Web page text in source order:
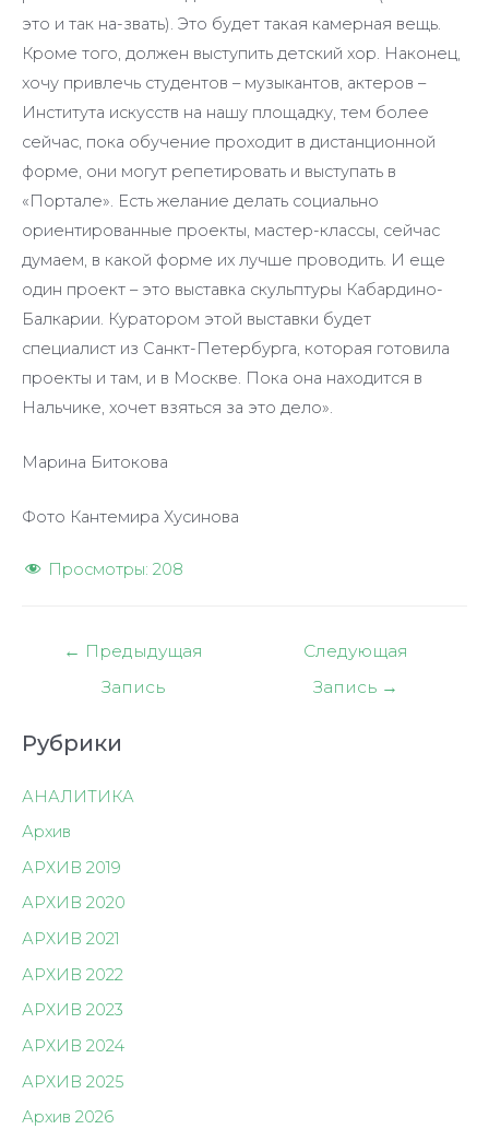
это и так на-звать). Это будет такая камерная вещь.
Кроме того, должен выступить детский хор. Наконец,
хочу привлечь студентов – музыкантов, актеров –
Института искусств на нашу площадку, тем более
сейчас, пока обучение проходит в дистанционной
форме, они могут репетировать и выступать в
«Портале». Есть желание делать социально
ориентированные проекты, мастер-классы, сейчас
думаем, в какой форме их лучше проводить. И еще
один проект – это выставка скульптуры Кабардино-
Балкарии. Куратором этой выставки будет
специалист из Санкт-Петербурга, которая готовила
проекты и там, и в Москве. Пока она находится в
Нальчике, хочет взяться за это дело».
Марина Битокова
Фото Кантемира Хусинова
Просмотры: 208
Навигация
← Предыдущая
Запись
Следующая
Запись →
Рубрики
АНАЛИТИКА
Архив
АРХИВ 2019
АРХИВ 2020
АРХИВ 2021
АРХИВ 2022
АРХИВ 2023
АРХИВ 2024
АРХИВ 2025
Архив 2026